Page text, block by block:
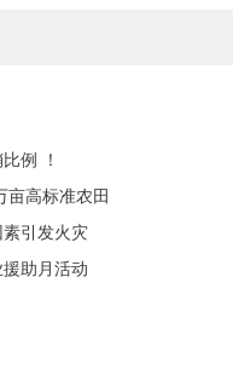
例 ！
亩高标准农田
引发火灾
助月活动